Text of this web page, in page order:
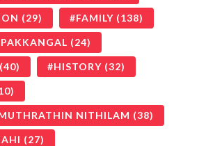
(29) FAMILY (138)
(24)
(40) HISTORY (32)
NITHILAM (38)
(27)